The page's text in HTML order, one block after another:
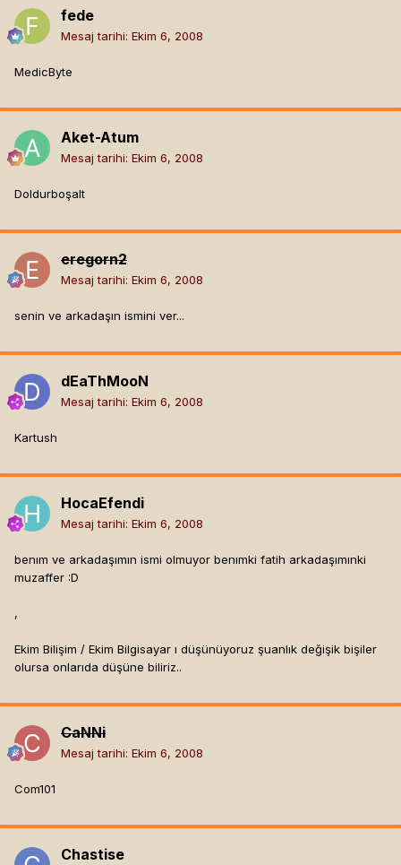
fede
Mesaj tarihi: Ekim 6, 2008
MedicByte
Aket-Atum
Mesaj tarihi: Ekim 6, 2008
Doldurboşalt
eregorn2
Mesaj tarihi: Ekim 6, 2008
senin ve arkadaşın ismini ver...
dEaThMooN
Mesaj tarihi: Ekim 6, 2008
Kartush
HocaEfendi
Mesaj tarihi: Ekim 6, 2008
benım ve arkadaşımın ismi olmuyor benımki fatih arkadaşımınki
muzaffer :D
,
Ekim Bilişim / Ekim Bilgisayar ı düşünüyoruz şuanlık değişik bişiler
olursa onlarıda düşüne biliriz..
CaNNi
Mesaj tarihi: Ekim 6, 2008
Com101
Chastise